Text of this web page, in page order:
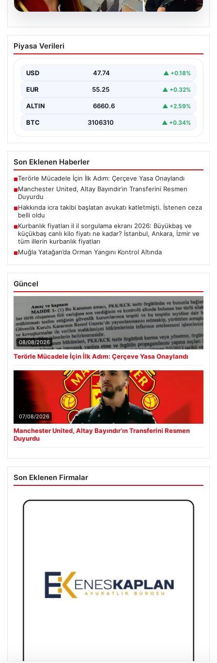
06.08.2026
Hakkında icra takibi başlatan avukatı
katletmişti. İstenen ceza belli oldu
İlgili Detaylar Gün Saydı”, “content”: “ Bursa’nın…
Piyasa Verileri
USD 47.74 ▲ +0.18%
EUR 55.25 ▲ +0.32%
ALTIN 6660.6 ▲ +2.59%
BTC 3106310 ▲ +0.34%
Son Eklenen Haberler
■Terörle Mücadele İçin İlk Adım: Çerçeve Yasa Onaylandı
■Manchester United, Altay Bayındır’ın Transferini Resmen
Duyurdu
■Hakkında icra takibi başlatan avukatı katletmişti. İstenen ceza
belli oldu
■Kurbanlık fiyatları il il sorgulama ekranı 2026: Büyükbaş ve
küçükbaş canlı kilo fiyatı ne kadar? İstanbul, Ankara, İzmir ve
tüm illerin kurbanlık fiyatları
■Muğla Yatağan’da Orman Yangını Kontrol Altında
Güncel
08/08/2026
Terörle Mücadele İçin İlk Adım: Çerçeve Yasa Onaylandı
07/08/2026
Manchester United, Altay Bayındır’ın Transferini Resmen
Duyurdu
Son Eklenen Firmalar